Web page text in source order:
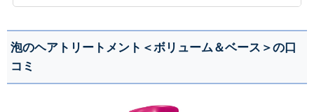
泡のヘアトリートメント＜ボリューム＆ベース＞の口
コミ